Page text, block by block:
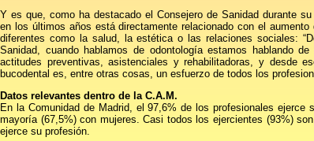
Y es que, como ha destacado el Consejero de Sanidad durante
en los últimos años está directamente relacionado con el
diferentes como la salud, la estética o las relaciones sociales:
Sanidad, cuando hablamos de odontología estamos hablando
actitudes preventivas, asistenciales y rehabilitadoras, y desde
bucodental es, entre otras cosas, un esfuerzo de todos los
Datos relevantes dentro de la C.A.M.
En la Comunidad de Madrid, el 97,6% de los profesionales
mayoría (67,5%) con mujeres. Casi todos los ejercientes (93%)
ejerce su profesión.